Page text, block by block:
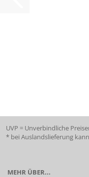
UVP = Unverbindliche
* bei Auslandslieferung
MEHR ÜBER...